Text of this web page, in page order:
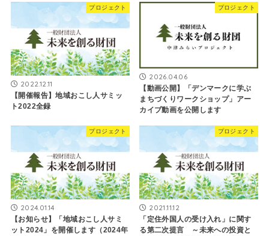
プロジェクト
2022.12.11
【開催報告】地域おこし人サミッ
ト2022全録
プロジェクト
2026.04.06
【動画公開】「デンマークに学ぶ
まちづくりワークショップ」アー
カイブ動画を公開します
プロジェクト
2024.01.14
【お知らせ】「地域おこし人サミ
ット2024」を開催します（2024年
プロジェクト
2021.11.12
「定住外国人の受け入れ」に関す
る第二次提言 ～未来への投資と